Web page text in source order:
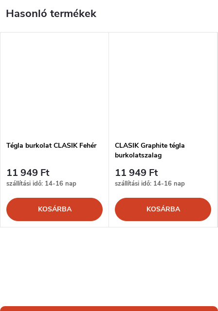
Tégla burkolat CLASIK Fehér
11 949 Ft
szállítási idő: 14-16 nap
KOSÁRBA
CLASIK Graphite tégla
burkolatszalag
11 949 Ft
szállítási idő: 14-16 nap
KOSÁRBA